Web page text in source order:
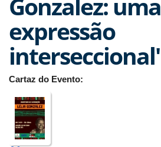
expressão
interseccional'
Cartaz do Evento: